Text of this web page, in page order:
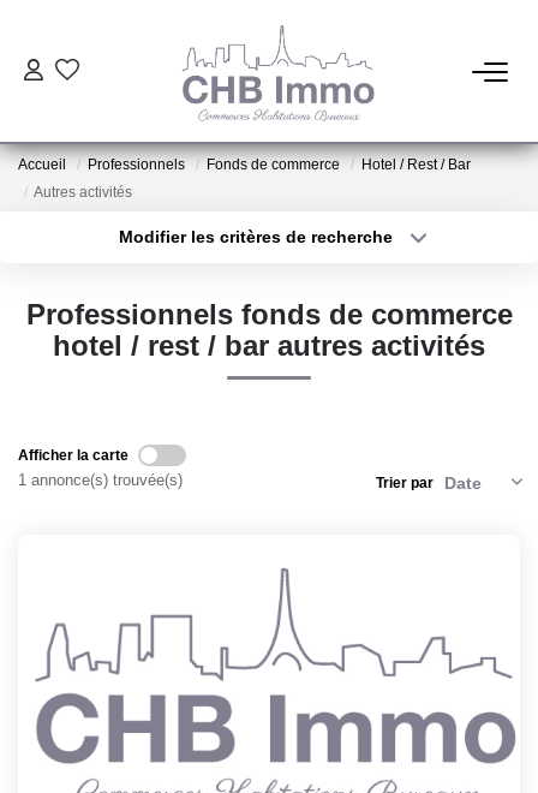
ESTIMATION
LOCATIONS
CONTACT
Accueil Professionnels Fonds de commerce
Hotel / Rest / Bar
Autres activités
Modifier les critères de recherche
Sélectionnez...
Type de bien
Surface min
Créer une alerte
Professionnels fonds de commerce
hotel / rest / bar autres activités
Afficher la carte
1 annonce(s) trouvée(s) Trier par